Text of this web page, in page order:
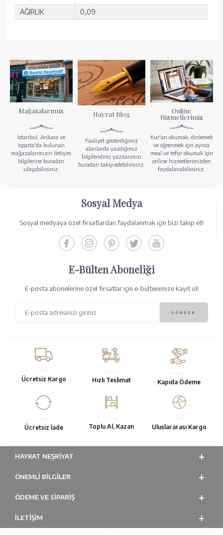
AĞIRLIK
0,09
Mağazalarımız
İstanbul, Ankara ve
Isparta'da bulunan
mağazalarımızın iletişim
bilgilerine buradan
ulaşabilirsiniz.
Hayrat Blog
Faaliyet gösterdiğimiz
alanlarda yazdığımız
bilgilendirici yazılarımızı
buradan takip edebilirsiniz.
Online
Hizmetlerimiz
Kur'an okumak, dinlemek
ve öğrenmek için ayrıca
meal ve tefsir okumak için
online hizmetlerimizden
faydalanabilirsiniz.
Sosyal Medya
Sosyal medyaya özel fırsatlardan faydalanmak için bizi takip et!
E-Bülten Aboneliği
E-posta abonelerine özel fırsatlar için e-bültenimize kayıt ol!
Ücretsiz Kargo Hızlı Teslimat Kapıda Ödeme
Ücretsiz İade Toplu Al, Kazan Uluslararası Kargo
HAYRAT NEŞRIYAT
ÖNEMLI BILGILER
ÖDEME VE SİPARİŞ
İLETİŞİM